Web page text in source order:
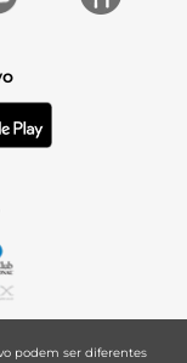
podem ser diferentes